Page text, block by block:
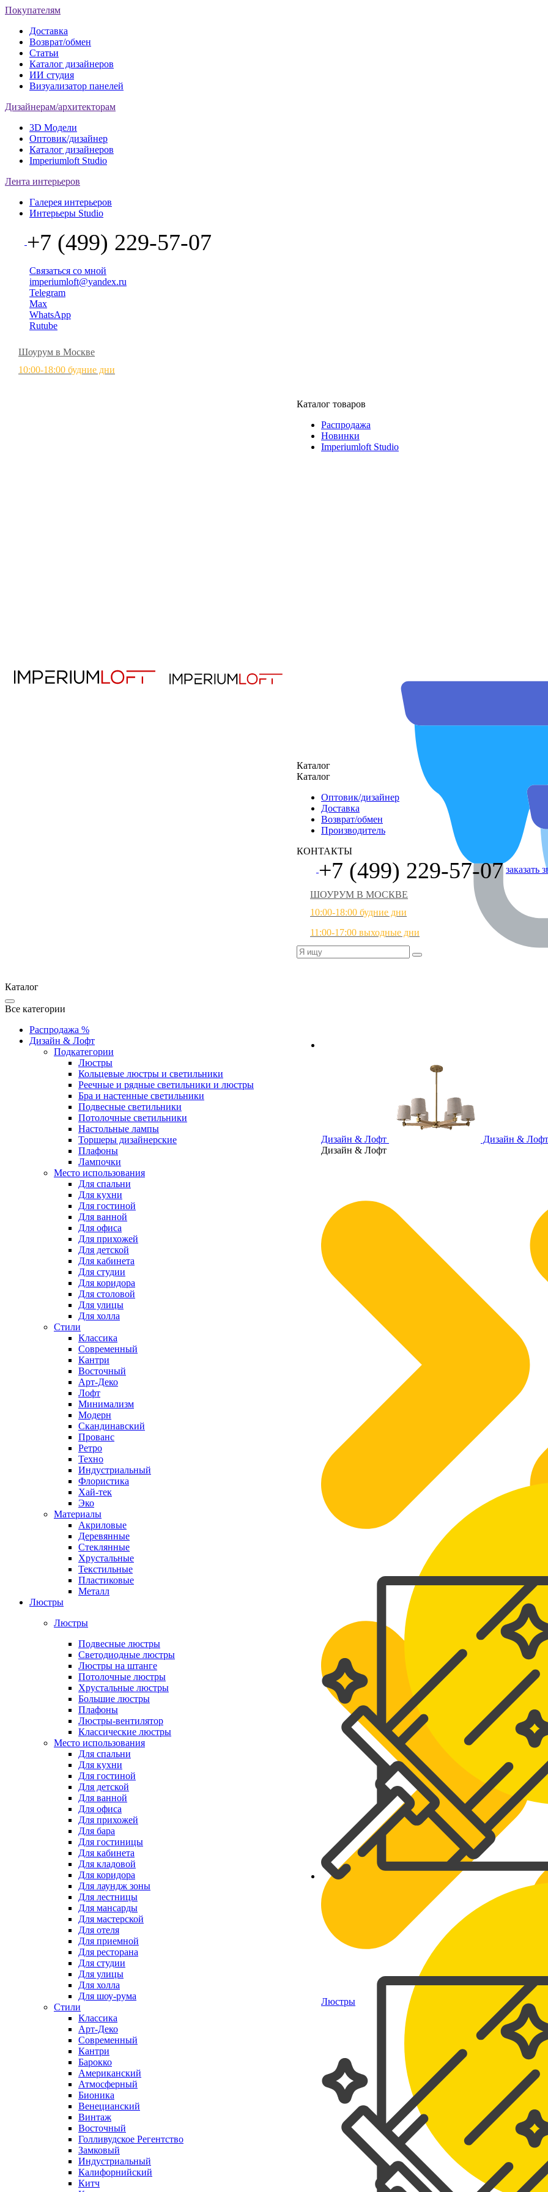
Покупателям
Доставка
Возврат/обмен
Статьи
Каталог дизайнеров
ИИ студия
Визуализатор панелей
Дизайнерам/архитекторам
3D Модели
Оптовик/дизайнер
Каталог дизайнеров
Imperiumloft Studio
Лента интерьеров
Галерея интерьеров
Интерьеры Studio
+7 (499) 229-57-07
Связаться со мной
imperiumloft@yandex.ru
Telegram
Max
WhatsApp
Rutube
Шоурум в Москве
10:00-18:00 будние дни
Каталог товаров
Распродажа
Новинки
Imperiumloft Studio
Дизайн & Лофт
Дизайн & Лофт
Дизайн & Лофт
Люстры
Каталог
Каталог
Оптовик/дизайнер
Доставка
Возврат/обмен
Производитель
КОНТАКТЫ
+7 (499) 229-57-07 заказать
ШОУРУМ В МОСКВЕ
10:00-18:00 будние дни
11:00-17:00 выходные дни
Каталог
Все категории
Распродажа %
Дизайн & Лофт
Подкатегории
Люстры
Кольцевые люстры и светильники
Реечные и рядные светильники и люстры
Бра и настенные светильники
Подвесные светильники
Потолочные светильники
Настольные лампы
Торшеры дизайнерские
Плафоны
Лампочки
Место использования
Для спальни
Для кухни
Для гостиной
Для ванной
Для офиса
Для прихожей
Для детской
Для кабинета
Для студии
Для коридора
Для столовой
Для улицы
Для холла
Стили
Классика
Современный
Кантри
Восточный
Арт-Деко
Лофт
Минимализм
Модерн
Скандинавский
Прованс
Ретро
Техно
Индустриальный
Флористика
Хай-тек
Эко
Материалы
Акриловые
Деревянные
Стеклянные
Хрустальные
Текстильные
Пластиковые
Металл
Люстры
Люстры
Подвесные люстры
Светодиодные люстры
Люстры на штанге
Потолочные люстры
Хрустальные люстры
Большие люстры
Плафоны
Люстры-вентилятор
Классические люстры
Место использования
Для спальни
Для кухни
Для гостиной
Для детской
Для ванной
Для офиса
Для прихожей
Для бара
Для гостиницы
Для кабинета
Для кладовой
Для коридора
Для лаундж зоны
Для лестницы
Для мансарды
Для мастерской
Для отеля
Для приемной
Для ресторана
Для студии
Для улицы
Для холла
Для шоу-рума
Стили
Классика
Арт-Деко
Современный
Кантри
Барокко
Американский
Атмосферный
Бионика
Венецианский
Винтаж
Восточный
Голливудское Регентство
Замковый
Индустриальный
Калифорнийский
Китч